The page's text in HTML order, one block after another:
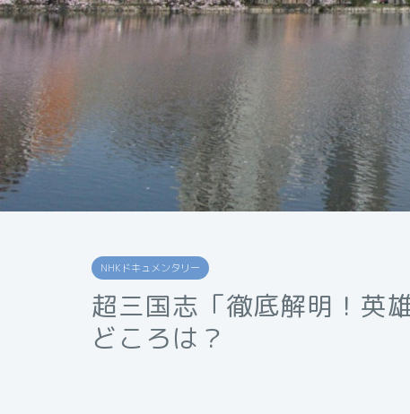
NHKドキュメンタリー
超三国志「徹底解明！英
どころは？